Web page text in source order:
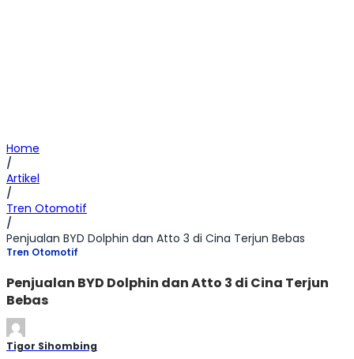
Home
/
Artikel
/
Tren Otomotif
/
Penjualan BYD Dolphin dan Atto 3 di Cina Terjun Bebas
Tren Otomotif
Penjualan BYD Dolphin dan Atto 3 di Cina Terjun
Bebas
Tigor Sihombing